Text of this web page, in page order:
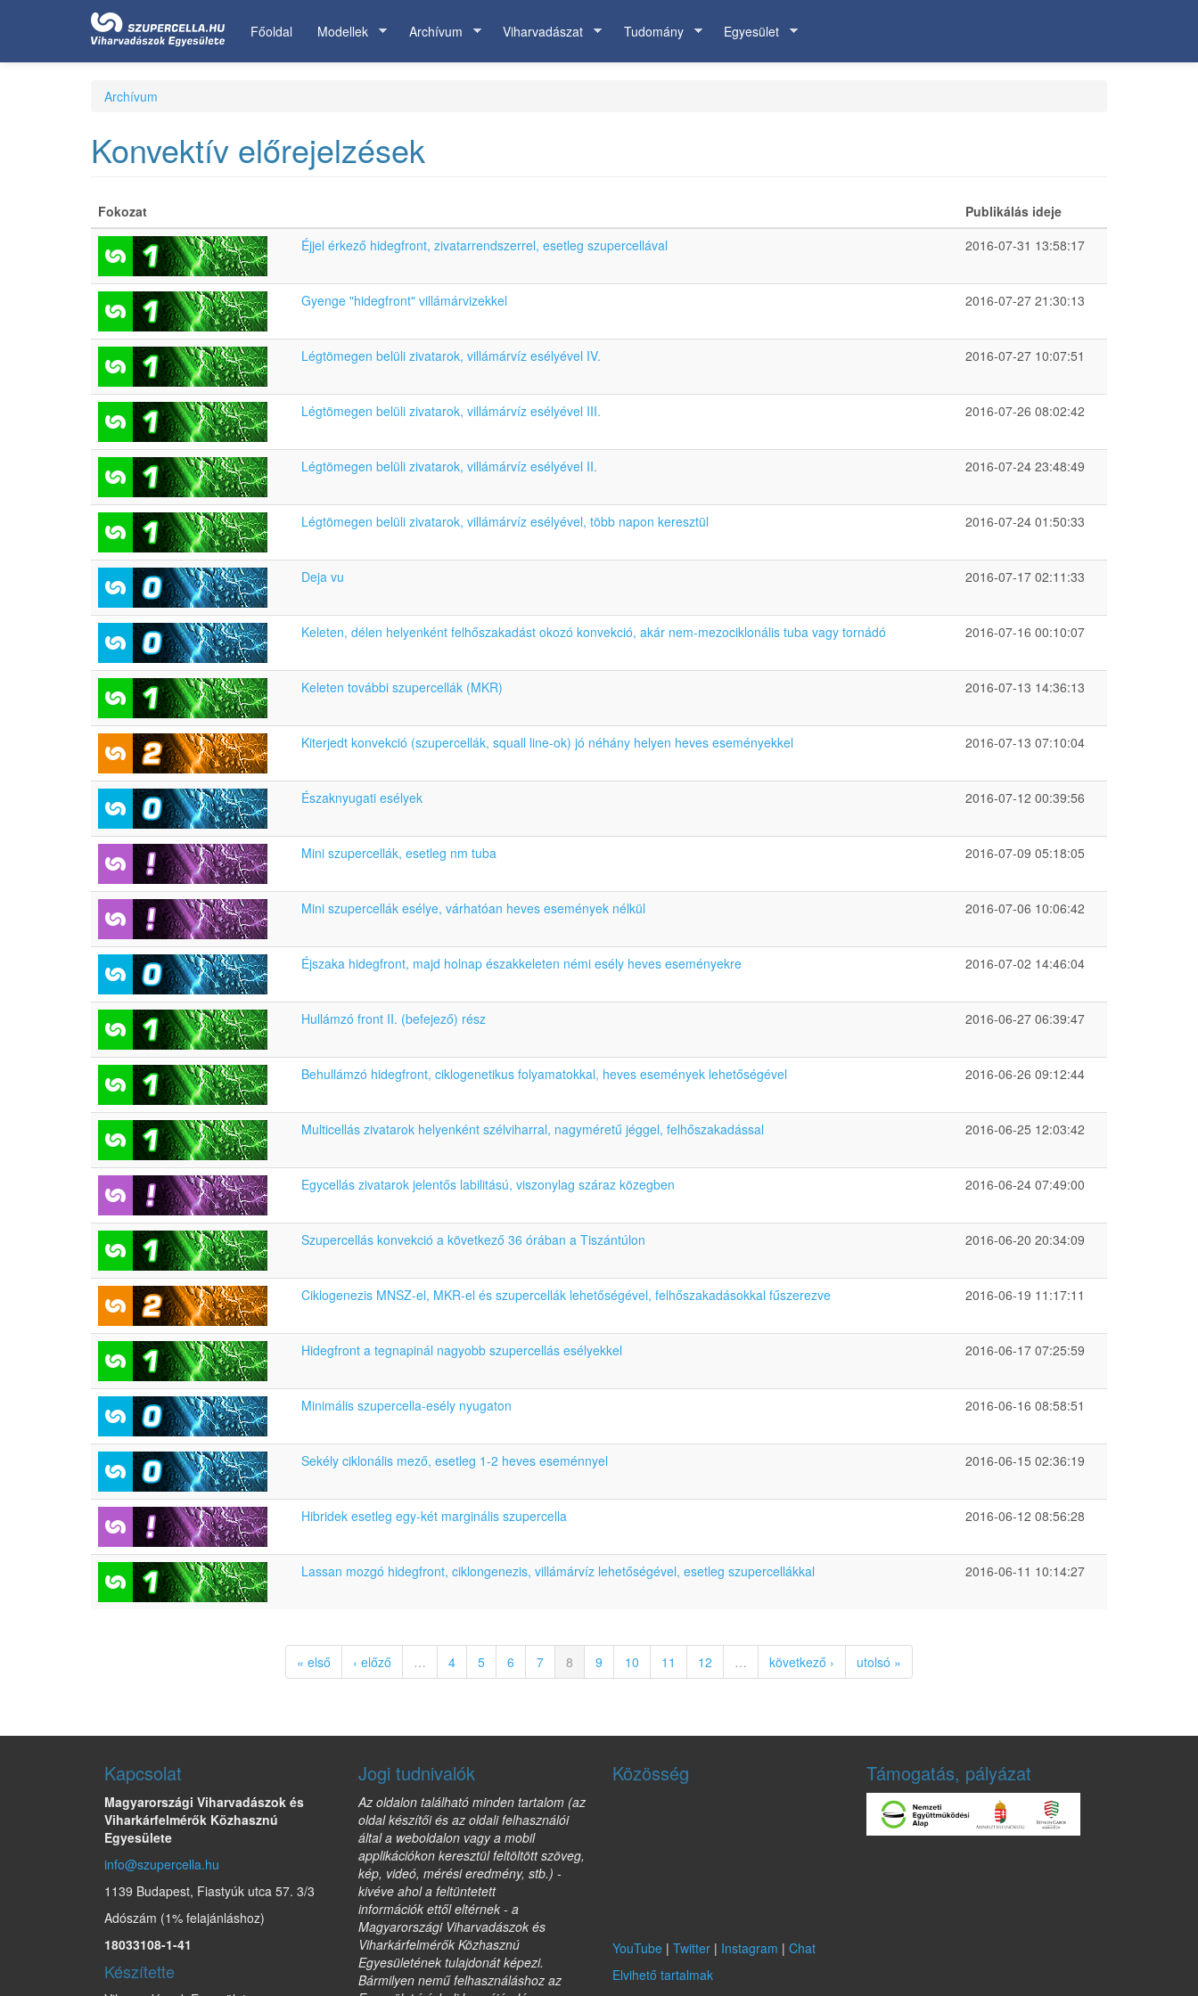
Főoldal Modellek Archívum Viharvadászat Tudomány Egyesület
Archívum
Konvektív előrejelzések
Fokozat
Publikálás ideje
Éjjel érkező hidegfront, zivatarrendszerrel, esetleg szupercellával
2016-07-31 13:58:17
Gyenge "hidegfront" villámárvizekkel 2016-07-27 21:30:13
Légtömegen belüli zivatarok, villámárvíz esélyével IV. 2016-07-27 10:07:51
Légtömegen belüli zivatarok, villámárvíz esélyével III. 2016-07-26 08:02:42
Légtömegen belüli zivatarok, villámárvíz esélyével II. 2016-07-24 23:48:49
Légtömegen belüli zivatarok, villámárvíz esélyével, több napon keresztül 2016-07-24 01:50:33
Deja vu 2016-07-17 02:11:33
Keleten, délen helyenként felhőszakadást okozó konvekció, akár nem-mezociklonális tuba vagy tornádó 2016-07-16 00:10:07
Keleten további szupercellák (MKR) 2016-07-13 14:36:13
Kiterjedt konvekció (szupercellák, squall line-ok) jó néhány helyen heves eseményekkel 2016-07-13 07:10:04
Északnyugati esélyek 2016-07-12 00:39:56
Mini szupercellák, esetleg nm tuba 2016-07-09 05:18:05
Mini szupercellák esélye, várhatóan heves események nélkül 2016-07-06 10:06:42
Éjszaka hidegfront, majd holnap északkeleten némi esély heves eseményekre 2016-07-02 14:46:04
Hullámzó front II. (befejező) rész 2016-06-27 06:39:47
Behullámzó hidegfront, ciklogenetikus folyamatokkal, heves események lehetőségével 2016-06-26 09:12:44
Multicellás zivatarok helyenként szélviharral, nagyméretű jéggel, felhőszakadással 2016-06-25 12:03:42
Egycellás zivatarok jelentős labilitású, viszonylag száraz közegben 2016-06-24 07:49:00
Szupercellás konvekció a következő 36 órában a Tiszántúlon 2016-06-20 20:34:09
Ciklogenezis MNSZ-el, MKR-el és szupercellák lehetőségével, felhőszakadásokkal fűszerezve 2016-06-19 11:17:11
Hidegfront a tegnapinál nagyobb szupercellás esélyekkel 2016-06-17 07:25:59
Minimális szupercella-esély nyugaton 2016-06-16 08:58:51
Sekély ciklonális mező, esetleg 1-2 heves eseménnyel 2016-06-15 02:36:19
Hibridek esetleg egy-két marginális szupercella 2016-06-12 08:56:28
Lassan mozgó hidegfront, ciklongenezis, villámárvíz lehetőségével, esetleg szupercellákkal 2016-06-11 10:14:27
« első ‹ előző … 4 5 6 7 8 9 10 11 12 … következő › utolsó »
Kapcsolat
Magyarországi Viharvadászok és
Viharkárfelmérők Közhasznú
Egyesülete
info@szupercella.hu
1139 Budapest, Fiastyúk utca 57. 3/3
Adószám (1% felajánláshoz)
18033108-1-41
Készítette
Jogi tudnivalók
Az oldalon található minden tartalom (az
oldal készítői és az oldali felhasználói
által a weboldalon vagy a mobil
applikációkon keresztül feltöltött szöveg,
kép, videó, mérési eredmény, stb.) -
kivéve ahol a feltüntetett
információk ettől eltérnek - a
Magyarországi Viharvadászok és
Viharkárfelmérők Közhasznú
Egyesületének tulajdonát képezi.
Bármilyen nemű felhasználáshoz az
Közösség
YouTube | Twitter | Instagram | Chat
Elvihető tartalmak
Támogatás, pályázat